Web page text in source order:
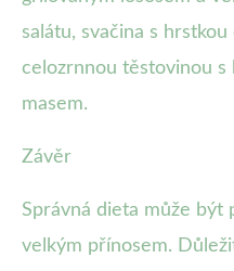
salátu, svačina s
celozrnnou těstovinou s
masem.
Závěr
Správná dieta může být
velkým přínosem.